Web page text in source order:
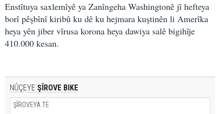
Enstîtuya saxlemîyê ya Zanîngeha Washingtonê jî hefteya
borî pêşbînî kiribû ku dê ku hejmara kuştinên li Amerîka
heya yên jiber vîrusa korona heya dawiya salê bigihîje
410.000 kesan.
NÛÇEYE ŞÎROVE BIKE